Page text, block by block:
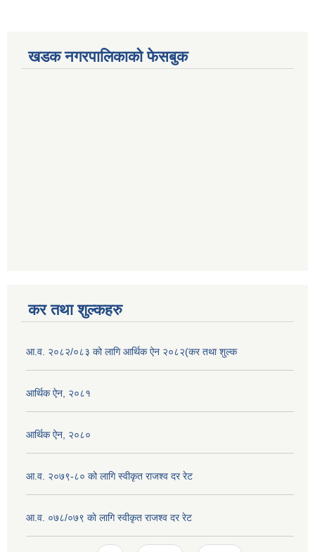
खडक नगरपालिकाको फेसबुक
कर तथा शुल्कहरु
आ.व. २०८२/०८३ को लागि आर्थिक ऐन २०८२(कर तथा शुल्क
आर्थिक ऐन, २०८१
आर्थिक ऐन, २०८०
आ.व. २०७९-८० को लागि स्वीकृत राजश्व दर रेट
आ.व. ०७८/०७९ काे लागि स्वीकृत राजश्व दर रेट